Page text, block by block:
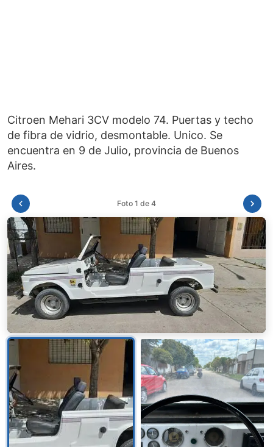
Citroen Mehari 3CV modelo 74. Puertas y techo
de fibra de vidrio, desmontable. Unico. Se
encuentra en 9 de Julio, provincia de Buenos
Foto 2 de 4